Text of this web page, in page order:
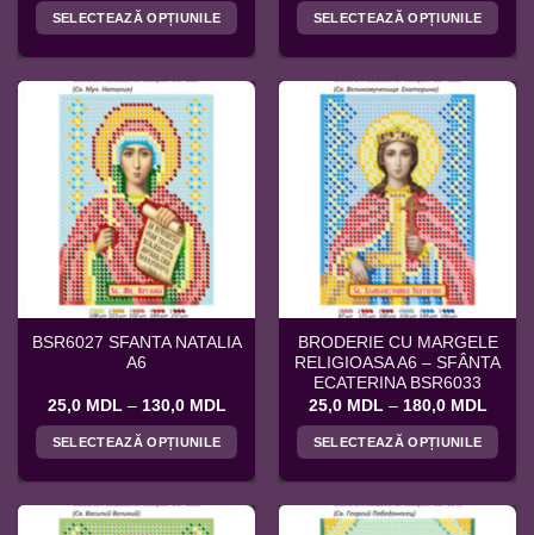
prețuri:
25,0 MDL
la
SELECTEAZĂ OPȚIUNILE
are
mai
multe
variații.
Opțiunile
pot
fi
alese
în
pagina
produsului.
25,0
la
SELECTEAZĂ OPȚIUNILE
are
mai
multe
variații.
Opțiunile
pot
fi
alese
în
pagina
produsului.
BSR6027 SFANTA NATALIA
A6
25,0 MDL – 130,0 MDL
prețuri:
25,0 MDL
la
SELECTEAZĂ OPȚIUNILE
are
BRODERIE CU MARGELE
RELIGIOASA A6 – SFÂNTA
ECATERINA BSR6033
25,0 MDL – 180,0 MDL
25,0
la
SELECTEAZĂ OPȚIUNILE
are